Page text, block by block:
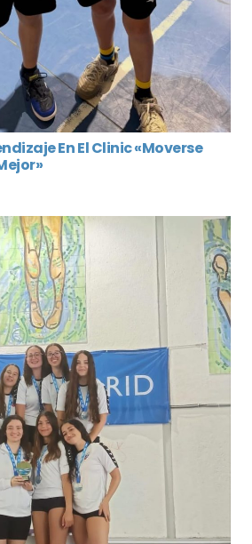
En El Clinic «Moverse